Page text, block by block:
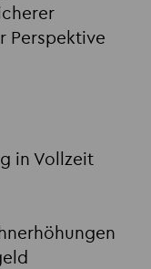
Perspektive
in Vollzeit